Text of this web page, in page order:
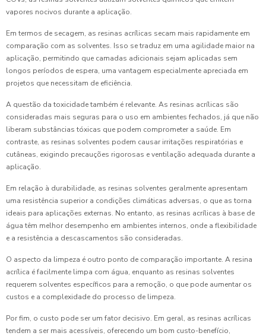
vapores nocivos durante a aplicação.
Em termos de secagem, as resinas acrílicas secam mais rapidamente em
comparação com as solventes. Isso se traduz em uma agilidade maior na
aplicação, permitindo que camadas adicionais sejam aplicadas sem
longos períodos de espera, uma vantagem especialmente apreciada em
projetos que necessitam de eficiência.
A questão da toxicidade também é relevante. As resinas acrílicas são
consideradas mais seguras para o uso em ambientes fechados, já que não
liberam substâncias tóxicas que podem comprometer a saúde. Em
contraste, as resinas solventes podem causar irritações respiratórias e
cutâneas, exigindo precauções rigorosas e ventilação adequada durante a
aplicação.
Em relação à durabilidade, as resinas solventes geralmente apresentam
uma resistência superior a condições climáticas adversas, o que as torna
ideais para aplicações externas. No entanto, as resinas acrílicas à base de
água têm melhor desempenho em ambientes internos, onde a flexibilidade
e a resistência a descascamentos são consideradas.
O aspecto da limpeza é outro ponto de comparação importante. A resina
acrílica é facilmente limpa com água, enquanto as resinas solventes
requerem solventes específicos para a remoção, o que pode aumentar os
custos e a complexidade do processo de limpeza.
Por fim, o custo pode ser um fator decisivo. Em geral, as resinas acrílicas
tendem a ser mais acessíveis, oferecendo um bom custo-benefício,